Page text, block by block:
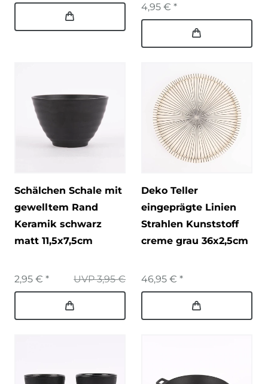
4,95 € *
Schälchen Schale mit
gewelltem Rand
Keramik schwarz
matt 11,5x7,5cm
UVP 3,95 €
2,95 € *
Deko Teller
eingeprägte Linien
Strahlen Kunststoff
creme grau 36x2,5cm
46,95 € *